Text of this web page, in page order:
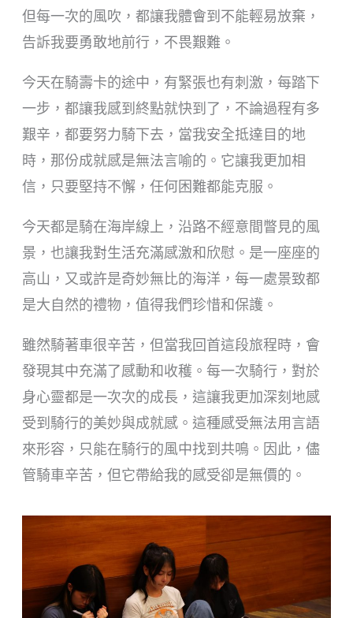
但每一次的風吹，都讓我體會到不能輕易放棄，
告訴我要勇敢地前行，不畏艱難。
今天在騎壽卡的途中，有緊張也有刺激，每踏下
一步，都讓我感到終點就快到了，不論過程有多
艱辛，都要努力騎下去，當我安全抵達目的地
時，那份成就感是無法言喻的。它讓我更加相
信，只要堅持不懈，任何困難都能克服。
今天都是騎在海岸線上，沿路不經意間瞥見的風
景，也讓我對生活充滿感激和欣慰。是一座座的
高山，又或許是奇妙無比的海洋，每一處景致都
是大自然的禮物，值得我們珍惜和保護。
雖然騎著車很辛苦，但當我回首這段旅程時，會
發現其中充滿了感動和收穫。每一次騎行，對於
身心靈都是一次次的成長，這讓我更加深刻地感
受到騎行的美妙與成就感。這種感受無法用言語
來形容，只能在騎行的風中找到共鳴。因此，儘
管騎車辛苦，但它帶給我的感受卻是無價的。